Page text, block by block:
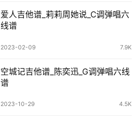
爱人吉他谱_莉莉周她说_C调弹唱六
线谱
2023-02-09 7.9K
空城记吉他谱_陈奕迅_G调弹唱六线
谱
2023-10-29 4.5K